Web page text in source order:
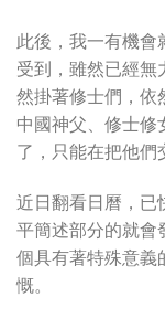
此後，我一有機會
受到，雖然已經無
然掛著修士們，依
中國神父、修士修
了，只能在把他們
近日翻看日曆，已
平簡述部分的就會
個具有著特殊意義
慨。